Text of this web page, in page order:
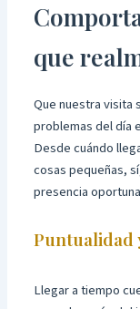
que
Que nuestra visita
problemas del día
Desde cuándo
cosas pequeñas,
presencia
Puntualidad
Llegar a tiempo